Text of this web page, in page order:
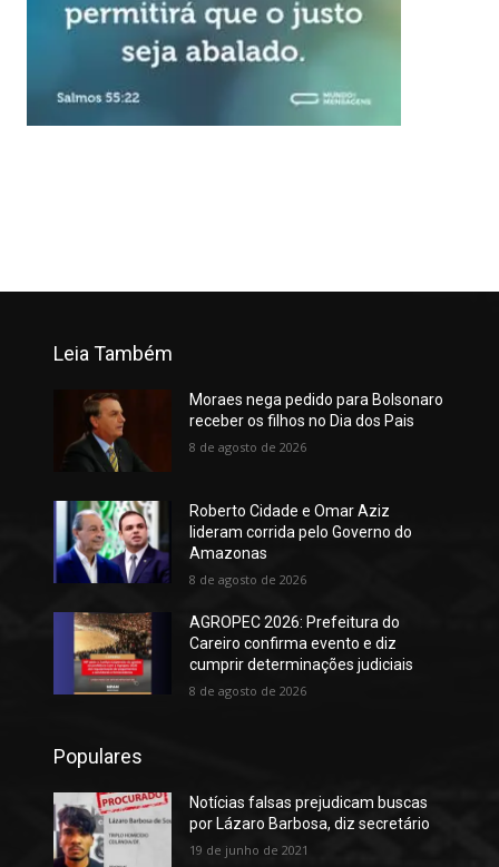
Leia Também
Moraes nega pedido para Bolsonaro
receber os filhos no Dia dos Pais
8 de agosto de 2026
Roberto Cidade e Omar Aziz
lideram corrida pelo Governo do
Amazonas
8 de agosto de 2026
AGROPEC 2026: Prefeitura do
Careiro confirma evento e diz
cumprir determinações judiciais
8 de agosto de 2026
Populares
Notícias falsas prejudicam buscas
por Lázaro Barbosa, diz secretário
19 de junho de 2021